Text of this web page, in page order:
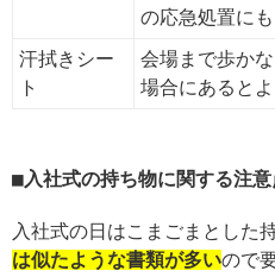
の応急処置にも
汗拭きシー
ト
会場まで歩か
場合にあるとよ
入社式の持ち物に関する注意
入社式の日はこまごまとした
は似たような書類が多いので